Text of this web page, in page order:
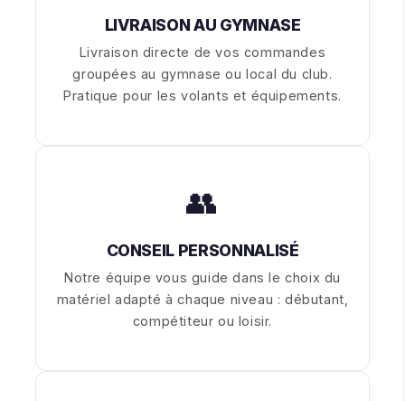
LIVRAISON AU GYMNASE
Livraison directe de vos commandes
groupées au gymnase ou local du club.
Pratique pour les volants et équipements.
👥
CONSEIL PERSONNALISÉ
Notre équipe vous guide dans le choix du
matériel adapté à chaque niveau : débutant,
compétiteur ou loisir.